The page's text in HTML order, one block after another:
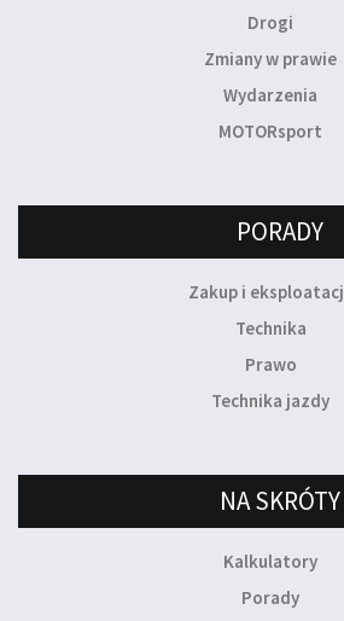
Drogi
Zmiany w prawie
Wydarzenia
MOTORsport
PORADY
Zakup i
Technika
Prawo
Technika jazdy
NA SKRÓTY
Kalkulatory
Porady